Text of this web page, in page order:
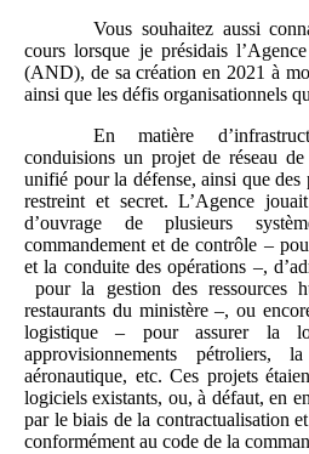
Vous souhaitez aussi
cours lorsque je présidais
(AND), de sa création en 2021 à
ainsi que les défis organisationnels
En matière
conduisions un projet de réseau
unifié pour la défense, ainsi que
restreint et secret. L’Agence
d’ouvrage de plusieurs
commandement et de contrôle –
et la conduite des opérations –,
pour la gestion des ressources
restaurants du ministère –, ou
logistique – pour assurer la
approvisionnements pétroliers,
aéronautique, etc. Ces projets
logiciels existants, ou, à défaut, en
par le biais de la contractualisation
conformément au code de la